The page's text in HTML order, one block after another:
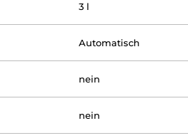
3 l
Automatisch
nein
nein